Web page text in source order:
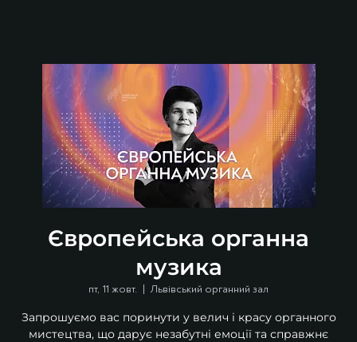
Європейська органна
музика
пт, 11 жовт.
  |
Львівський органний зал
Запрошуємо вас поринути у велич і красу органного
мистецтва, що дарує незабутні емоції та справжнє